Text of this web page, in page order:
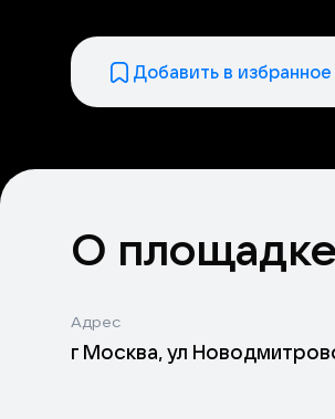
Добавить в избранное
О площадке
Адрес
г Москва, ул